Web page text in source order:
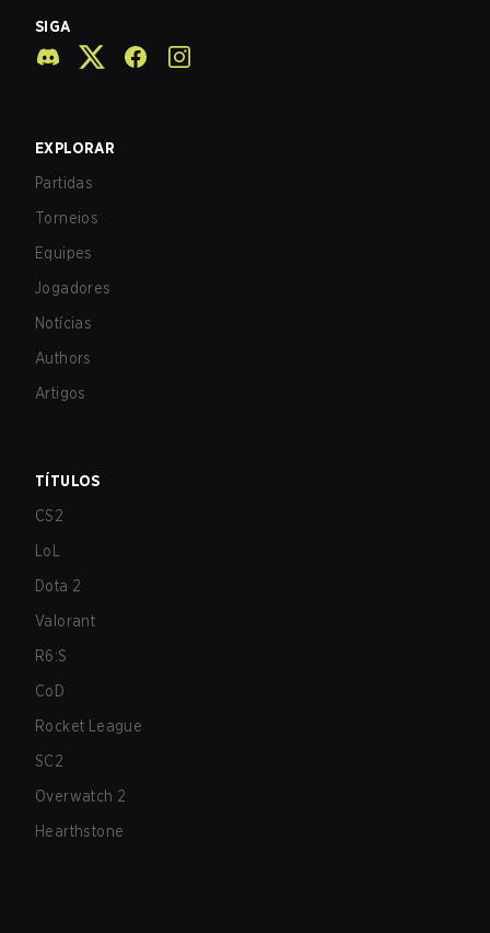
SIGA
EXPLORAR
Partidas
Torneios
Equipes
Jogadores
Notícias
Authors
Artigos
TÍTULOS
CS2
LoL
Dota 2
Valorant
R6:S
CoD
Rocket League
SC2
Overwatch 2
Hearthstone